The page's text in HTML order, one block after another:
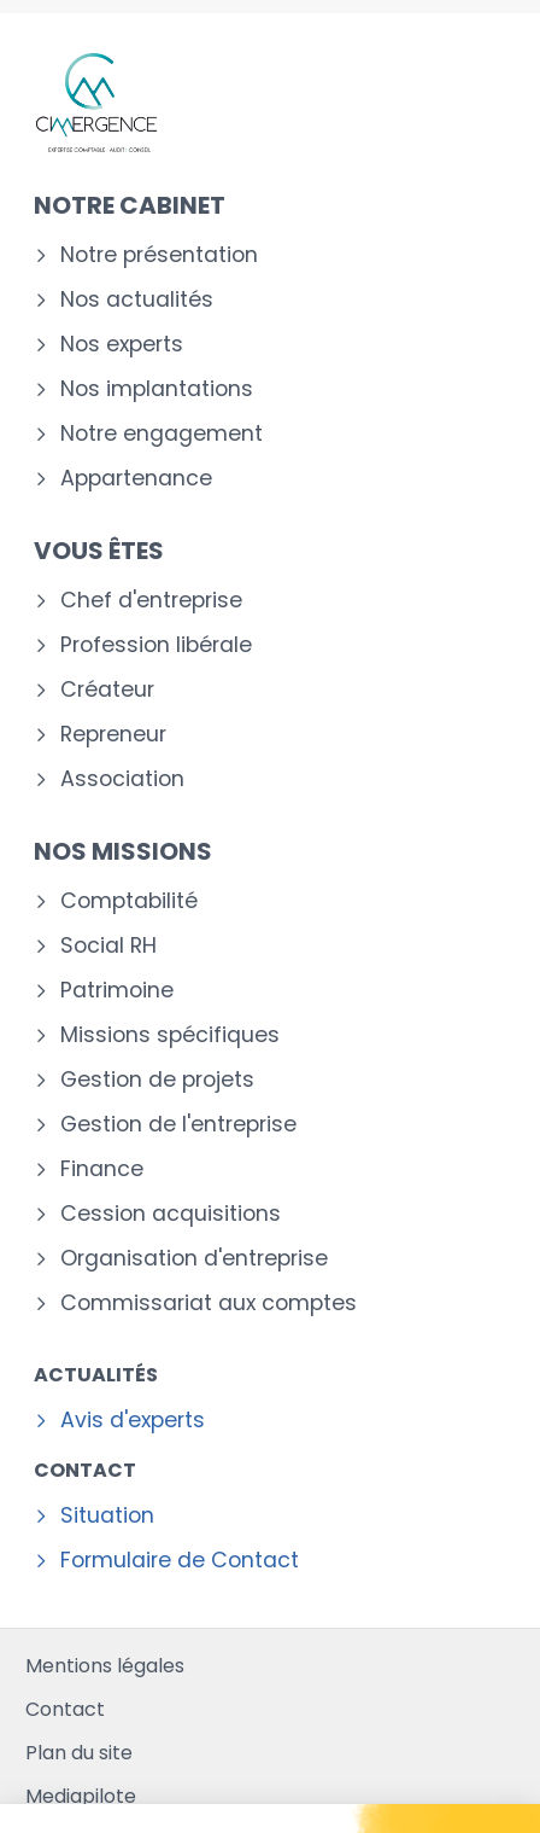
NOTRE CABINET
Notre présentation
Nos actualités
Nos experts
Nos implantations
Notre engagement
Appartenance
VOUS ÊTES
Chef d'entreprise
Profession libérale
Créateur
Repreneur
Association
NOS MISSIONS
Comptabilité
Social RH
Patrimoine
Missions spécifiques
Gestion de projets
Gestion de l'entreprise
Finance
Cession acquisitions
Organisation d'entreprise
Commissariat aux comptes
ACTUALITÉS
Avis d'experts
CONTACT
Situation
Formulaire de Contact
Mentions légales
Contact
Plan du site
Mediapilote